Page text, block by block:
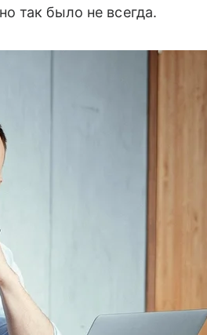
так было не всегда.